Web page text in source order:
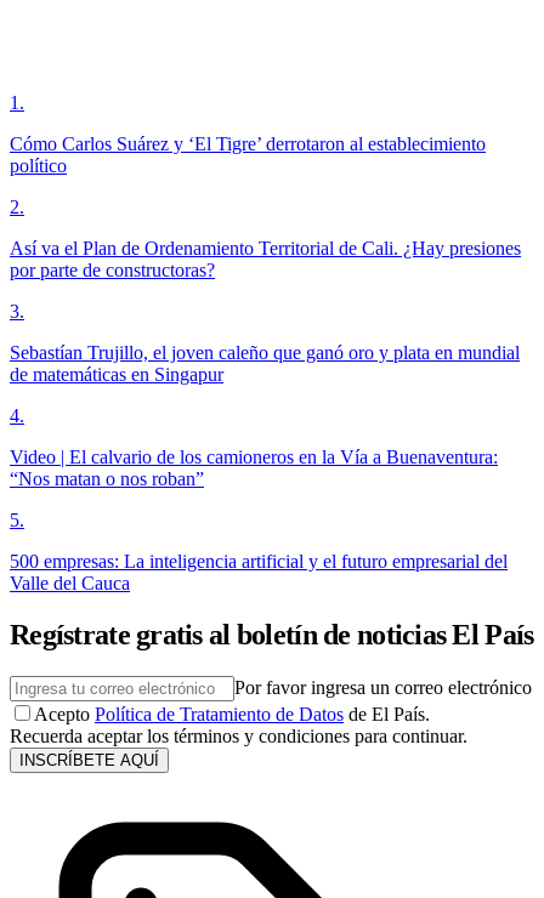
1 .
Cómo Carlos Suárez y ‘El Tigre’ derrotaron al establecimiento
político
2.
Así va el Plan de Ordenamiento Territorial de Cali. ¿Hay presiones
por parte de constructoras?
3.
Sebastían Trujillo, el joven caleño que ganó oro y plata en mundial
de matemáticas en Singapur
4.
Video | El calvario de los camioneros en la Vía a Buenaventura:
“Nos matan o nos roban”
5.
500 empresas: La inteligencia artificial y el futuro empresarial del
Valle del Cauca
Regístrate gratis al boletín de noticias El País
Por favor ingresa un correo electrónico
Acepto Política de Tratamiento de Datos de El País.
Recuerda aceptar los términos y condiciones para continuar.
INSCRÍBETE AQUÍ